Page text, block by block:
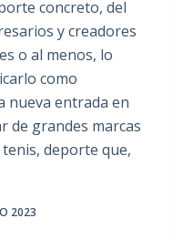
concreto, del
y creadores
o al menos, lo
como
nueva entrada en
de grandes marcas
deporte que,
2023